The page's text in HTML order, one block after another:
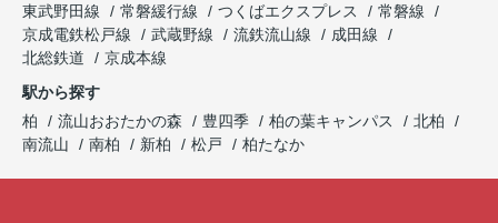
東武野田線
常磐緩行線 つくばエクスプレス
常磐線
京成電鉄松戸線
武蔵野線 流鉄流山線
成田線
北総鉄道
京成本線
駅から探す
柏
流山おおたかの森 豊四季 柏の葉キャンパス
北柏
南流山
南柏 新柏 松戸 柏たなか